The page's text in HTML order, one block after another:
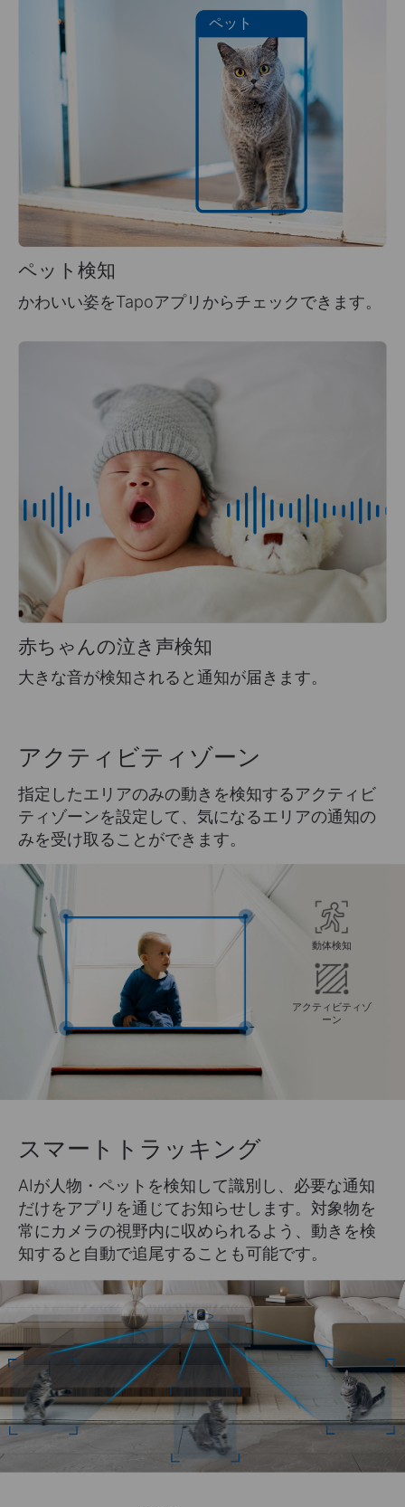
ペット
ペット検知
かわいい姿をTapoアプリからチェックできます。
赤ちゃんの泣き声検知
大きな音が検知されると通知が届きます。
アクティビティゾーン
指定したエリアのみの動きを検知するアクティビ
ティゾーンを設定して、気になるエリアの通知の
みを受け取ることができます。
動体検知
アクティビティゾ
ーン
スマートトラッキング
AIが人物・ペットを検知して識別し、必要な通知
だけをアプリを通じてお知らせします。対象物を
常にカメラの視野内に収められるよう、動きを検
知すると自動で追尾することも可能です。